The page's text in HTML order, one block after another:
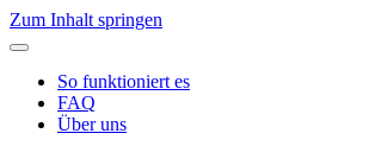
Zum Inhalt springen
So funktioniert es
FAQ
Über uns